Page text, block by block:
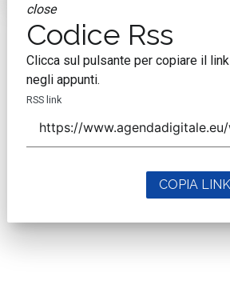
close
Codice Rss
Clicca sul pulsante per copiare il link
negli appunti.
RSS link
COPIA LINK